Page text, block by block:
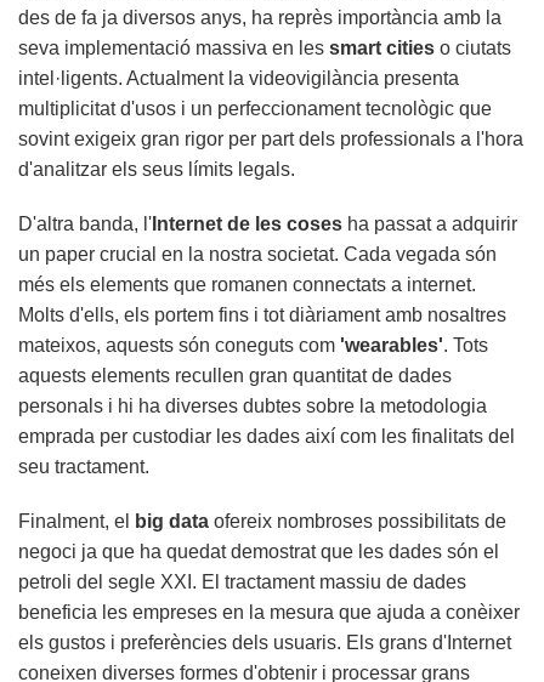
des de fa ja diversos anys, ha reprès importància amb la
seva implementació massiva en les smart cities o ciutats
intel·ligents. Actualment la videovigilància presenta
multiplicitat d'usos i un perfeccionament tecnològic que
sovint exigeix gran rigor per part dels professionals a l'hora
d'analitzar els seus límits legals.
D'altra banda, l' Internet de les coses ha passat a adquirir
un paper crucial en la nostra societat. Cada vegada són
més els elements que romanen connectats a internet.
Molts d'ells, els portem fins i tot diàriament amb nosaltres
mateixos, aquests són coneguts com 'wearables'. Tots
aquests elements recullen gran quantitat de dades
personals i hi ha diverses dubtes sobre la metodologia
emprada per custodiar les dades així com les finalitats del
seu tractament.
Finalment, el big data ofereix nombroses possibilitats de
negoci ja que ha quedat demostrat que les dades són el
petroli del segle XXI. El tractament massiu de dades
beneficia les empreses en la mesura que ajuda a conèixer
els gustos i preferències dels usuaris. Els grans d'Internet
coneixen diverses formes d'obtenir i processar grans